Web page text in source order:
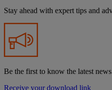
Stay ahead with expert tips and
Be the first to know the latest
Receive your download link